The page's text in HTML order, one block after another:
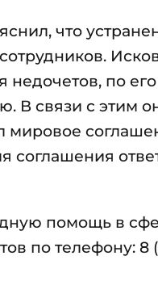
что
недочетов, по
В связи с этим
соглашения
помощь в
по телефону: 8